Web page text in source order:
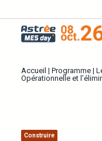
Accueil | Programme|
Opérationnelle et
Construire